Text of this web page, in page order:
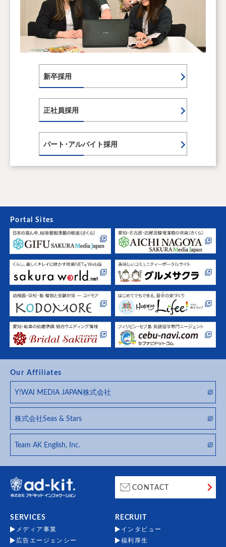
新卒採用
正社員採用
パート･アルバイト採用
Portal Sites
Our Affiliates
Y!WAI MEDIA JAPAN株式会社
株式会社Seas & Stars
Team AK English, Inc.
CONTACT
SERVICES
メディア事業
広告エージェンシー
RECRUIT
インタビュー
福利厚生